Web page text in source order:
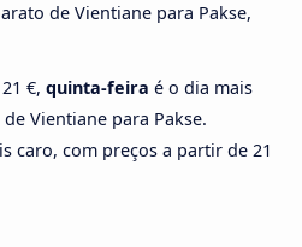
de Vientiane para Pakse,
€, quinta-feira é o dia mais
Vientiane para Pakse.
caro, com preços a partir de 21